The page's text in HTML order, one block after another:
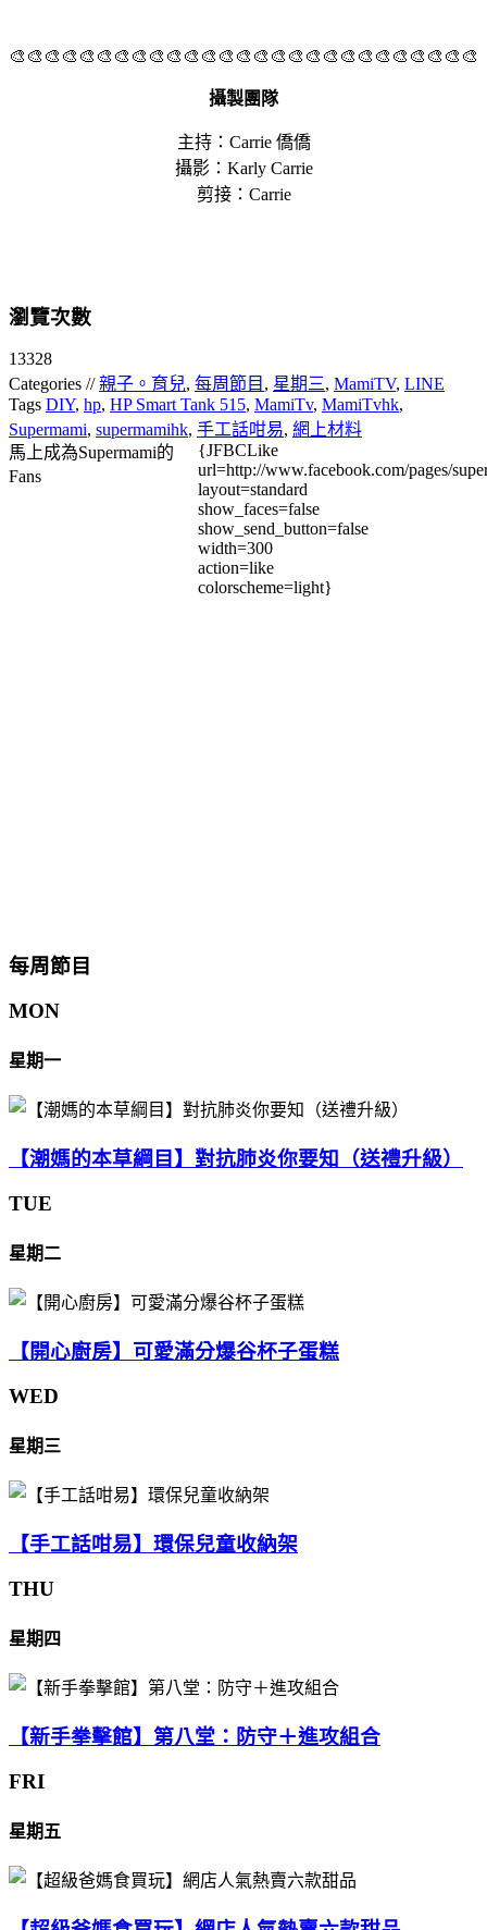
🎨🎨🎨🎨🎨🎨🎨🎨🎨🎨🎨🎨🎨🎨🎨🎨🎨🎨🎨🎨🎨🎨🎨🎨🎨🎨🎨
攝製團隊
主持：Carrie 僑僑
攝影：Karly Carrie
剪接：Carrie
瀏覽次數
13328
Categories //親子。育兒, 每周節目 , 星期三, MamiTV, LINE
Tags DIY, hp, HP Smart Tank 515, MamiTv, MamiTvhk,
Supermami, supermamihk, 手工話咁易, 網上材料
馬上成為Supermami的
Fans
{JFBCLike
url=http://www.facebook.com/pages/
layout=standard
show_faces=false
show_send_button=false
width=300
action=like
colorscheme=light}
每周節目
MON
星期一
【潮媽的本草綱目】對抗肺炎你要知（送禮升級）
TUE
星期二
【開心廚房】可愛滿分爆谷杯子蛋糕
WED
星期三
【手工話咁易】環保兒童收納架
THU
星期四
【新手拳擊館】第八堂：防守＋進攻組合
FRI
星期五